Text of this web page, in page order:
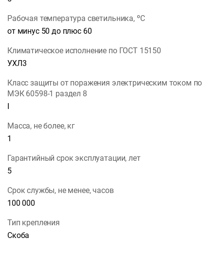
Рабочая температура светильника, ºС
от минус 50 до плюс 60
Климатическое исполнение по ГОСТ 15150
УХЛ3
Класс защиты от поражения электрическим током по
МЭК 60598-1 раздел 8
Масса, не более, кг
1
Гарантийный срок эксплуатации, лет
5
Срок службы, не менее, часов
100 000
Тип крепления
Скоба